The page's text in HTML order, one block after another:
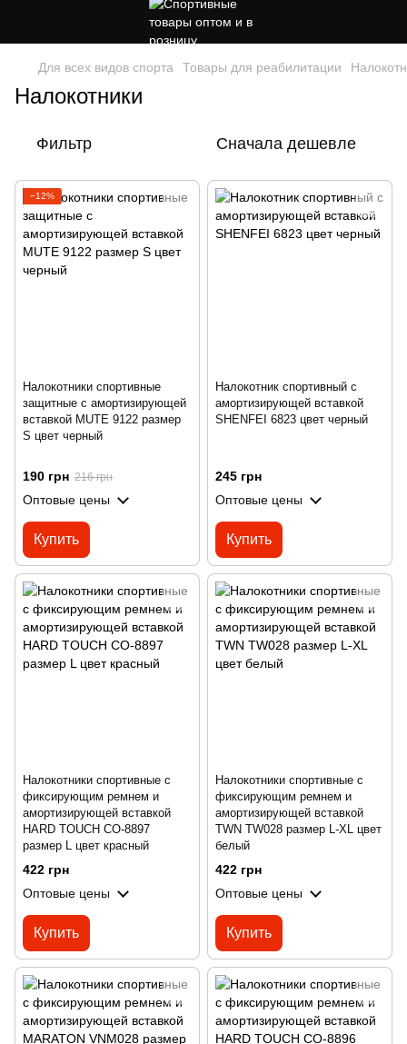
Для всех видов спорта Товары для реабилитации
Налокотники
Фильтр Сначала дешевле
−12%
Налокотники спортивные
защитные с амортизирующей
вставкой MUTE 9122 размер
S цвет черный
190 грн 216 грн
Оптовые цены
Купить
Налокотник спортивный с
амортизирующей вставкой
SHENFEI 6823 цвет черный
245 грн
Оптовые цены
Купить
Налокотники спортивные с
фиксирующим ремнем и
амортизирующей вставкой
HARD TOUCH CO-8897
размер L цвет красный
422 грн
Оптовые цены
Купить
Налокотники спортивные с
фиксирующим ремнем и
амортизирующей вставкой
TWN TW028 размер L-XL цвет
белый
422 грн
Оптовые цены
Купить